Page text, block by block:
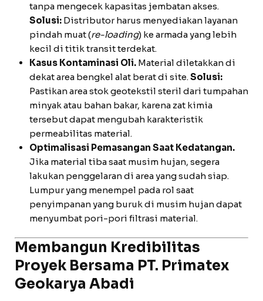
tanpa mengecek kapasitas jembatan akses.
Solusi: Distributor harus menyediakan layanan
pindah muat (re-loading) ke armada yang lebih
kecil di titik transit terdekat.
Kasus Kontaminasi Oli. Material diletakkan di
dekat area bengkel alat berat di site.Solusi:
Pastikan area stok geotekstil steril dari tumpahan
minyak atau bahan bakar, karena zat kimia
tersebut dapat mengubah karakteristik
permeabilitas material.
Optimalisasi Pemasangan Saat Kedatangan.
Jika material tiba saat musim hujan, segera
lakukan penggelaran di area yang sudah siap.
Lumpur yang menempel pada rol saat
penyimpanan yang buruk di musim hujan dapat
menyumbat pori-pori filtrasi material.
Membangun Kredibilitas
Proyek Bersama PT. Primatex
Geokarya Abadi